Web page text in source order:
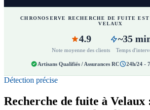
CHRONOSERVE RECHERCHE DE FUITE
VELAUX
4.9
Note moyenne des clients
~35
Temps
Artisans Qualifiés / Assurances RC 24h/24 -
Détection précise
Recherche de fuite à